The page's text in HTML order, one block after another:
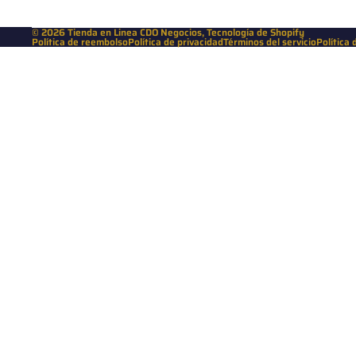
© 2026Tienda en Linea CDO Negocios,Tecnología de Shopify
Política de reembolsoPolítica de privacidadTérminos del servicioPolítica